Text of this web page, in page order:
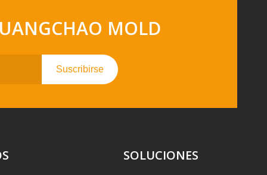
MOLD
Suscribirse
SOLUCIONES